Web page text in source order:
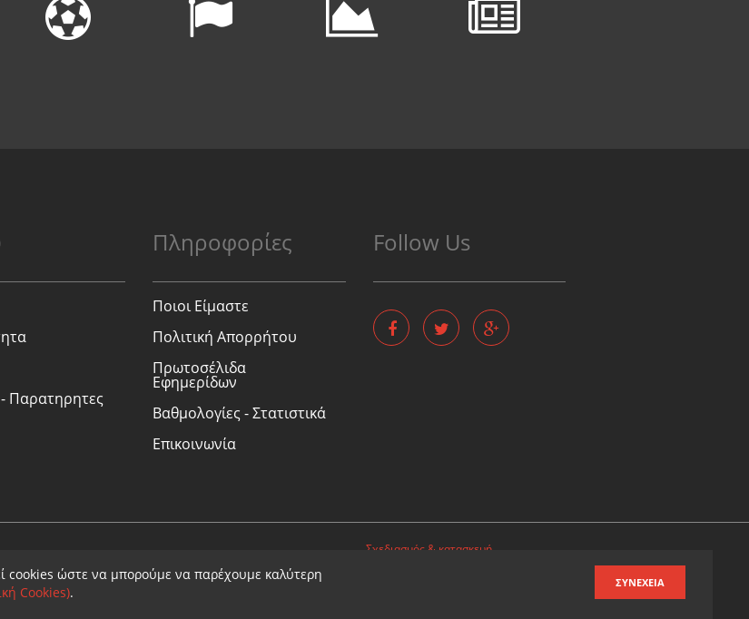
- Παρατηρητες
Πληροφορίες
Ποιοι Είμαστε
Πολιτική Απορρήτου
Πρωτοσέλιδα
Εφημερίδων
Βαθμολογίες - Στατιστικά
Επικοινωνία
Follow Us
Σχεδιασμός & κατασκευή
cookies ώστε να μπορούμε να παρέχουμε καλύτερη
Cookies).
ΣΥΝΈΧΕΙΑ